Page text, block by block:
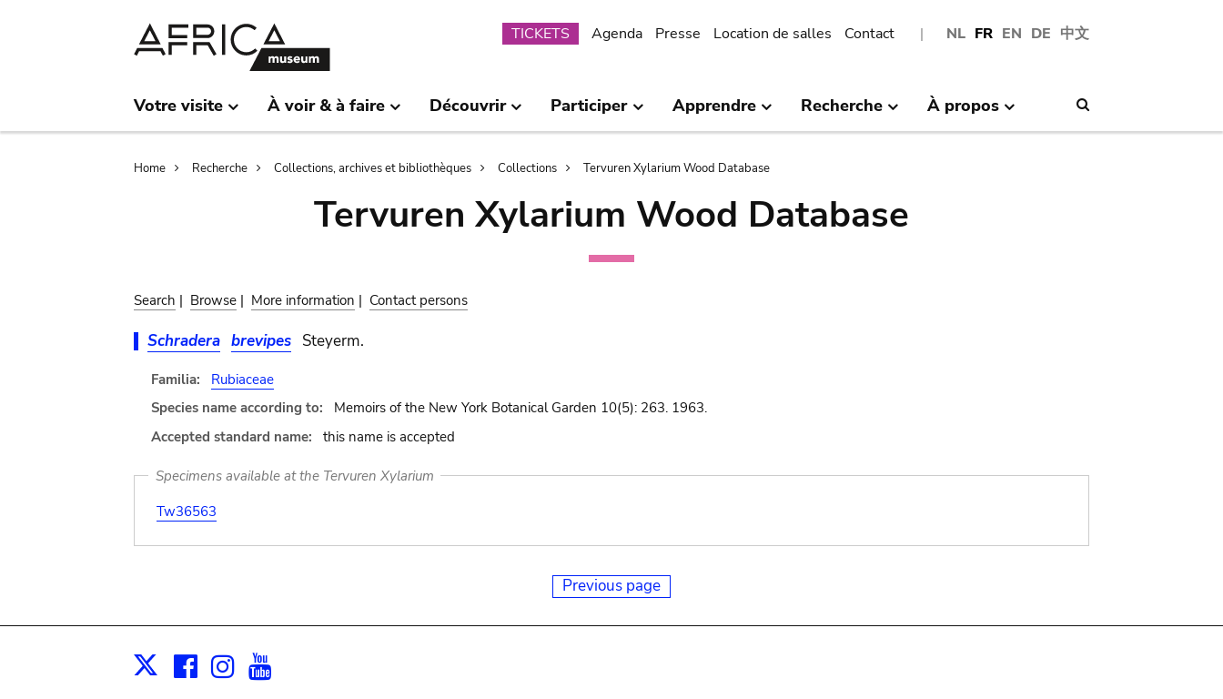
NL FR EN DE 中文
Submenu
TICKETS Agenda Presse Location de salles Contact
Votre visite À voir & à faire Découvrir Participer Apprendre Recherche À propos
Breadcrumb
Home Recherche Collections, archives et bibliothèques Collections Tervuren Xylarium Wood Database
Tervuren Xylarium Wood Database
Search | Browse | More information | Contact persons
Schradera brevipes Steyerm.
Familia:
Rubiaceae
Species name according to:
Memoirs of the New York Botanical Garden 10(5): 263. 1963.
Accepted standard name:
this name is accepted
Specimens available at the Tervuren Xylarium
Tw36563
Previous page
X Facebook
Instagram